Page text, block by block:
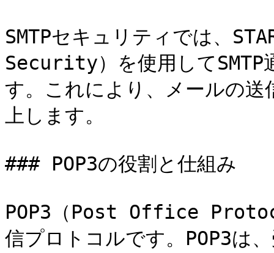
SMTPセキュリティでは、
Security）を使用してSMTP
す。これにより、メールの送
上します。
### POP3の役割と仕組み
POP3（Post Office
信プロトコルです。POP3は